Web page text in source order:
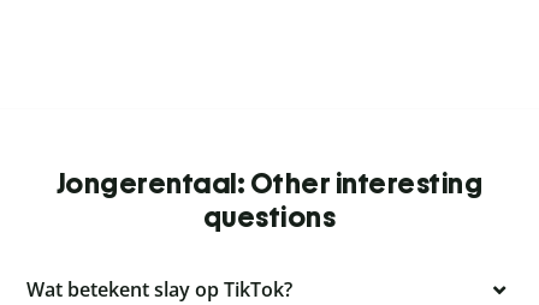
Jongerentaal: Other interesting
questions
Wat betekent slay op TikTok?